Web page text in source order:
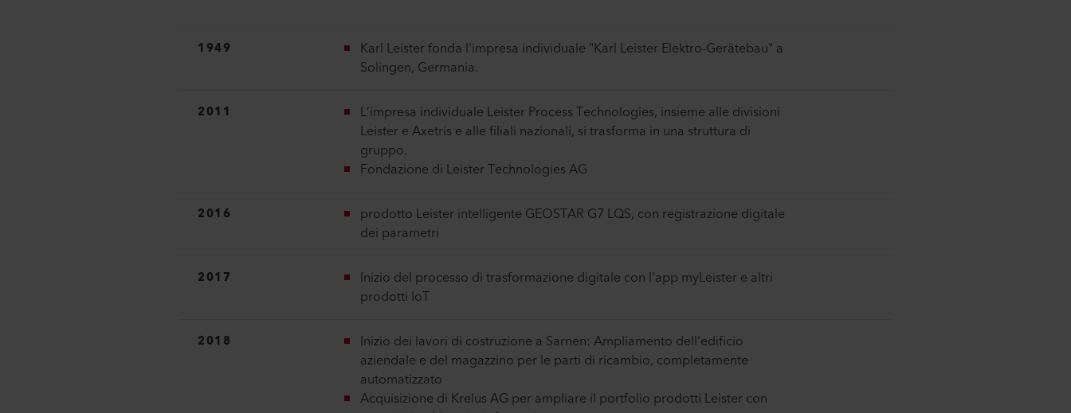
1949
Karl Leister fonda l'impresa individuale "Karl Leister Elektro-Gerätebau" a
Solingen, Germania.
2011
L’impresa individuale Leister Process Technologies, insieme alle divisioni
Leister e Axetris e alle filiali nazionali, si trasforma in una struttura di
gruppo.
Fondazione di Leister Technologies AG
2016
prodotto Leister intelligente GEOSTAR G7 LQS, con registrazione digitale
dei parametri
2017
Inizio del processo di trasformazione digitale con l'app myLeister e altri
prodotti IoT
2018
Inizio dei lavori di costruzione a Sarnen: Ampliamento dell'edificio
aziendale e del magazzino per le parti di ricambio, completamente
automatizzato
Acquisizione di Krelus AG per ampliare il portfolio prodotti Leister con